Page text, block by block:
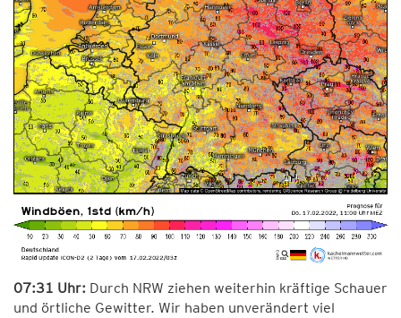
07:31 Uhr: Durch NRW ziehen weiterhin kräftige Schauer
und örtliche Gewitter. Wir haben unverändert viel